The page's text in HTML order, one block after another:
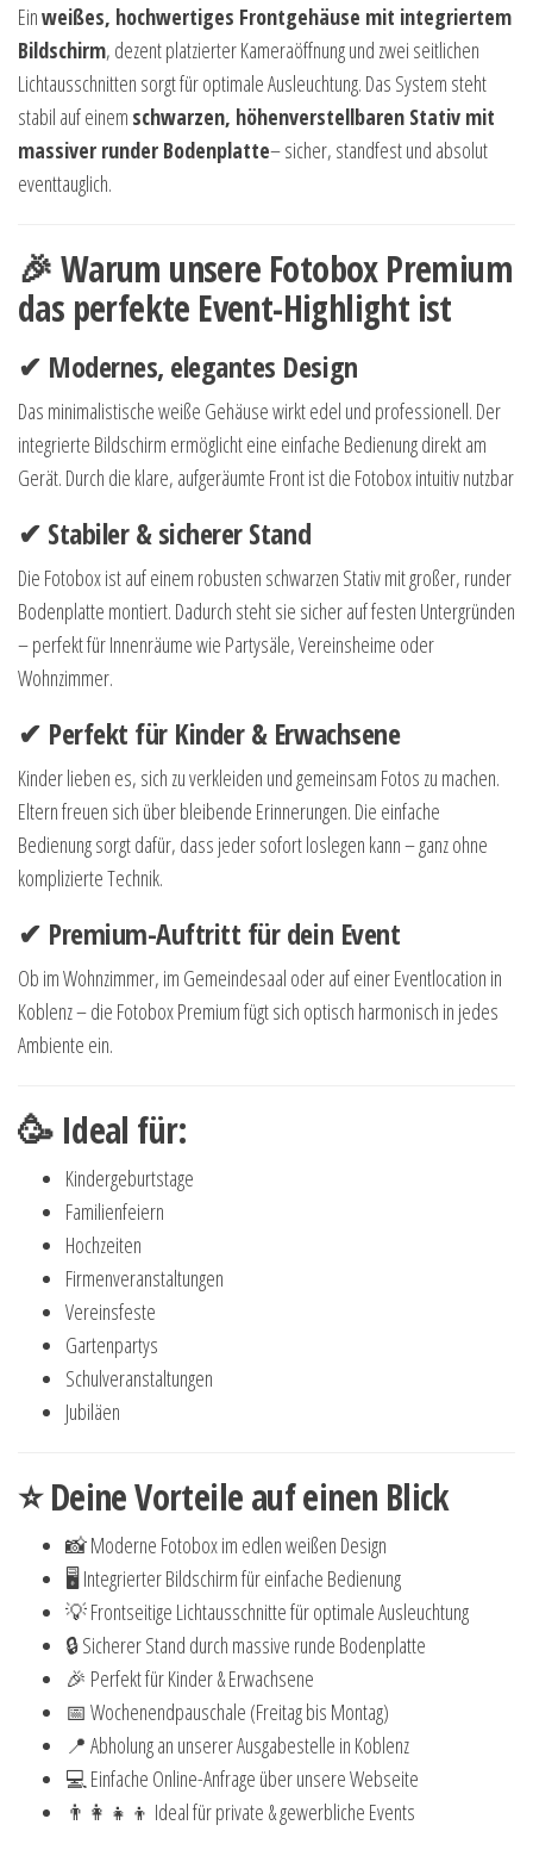
Einweißes, hochwertiges Frontgehäuse mit integriertem
Bildschirm, dezent platzierter Kameraöffnung und zwei seitlichen
Lichtausschnitten sorgt für optimale Ausleuchtung. Das System steht
stabil auf einem schwarzen, höhenverstellbaren Stativ mit
massiver runder Bodenplatte– sicher, standfest und absolut
eventtauglich.
🎉 Warum unsere Fotobox Premium
das perfekte Event-Highlight ist
✔ Modernes, elegantes Design
Das minimalistische weiße Gehäuse wirkt edel und professionell. Der
integrierte Bildschirm ermöglicht eine einfache Bedienung direkt am
Gerät. Durch die klare, aufgeräumte Front ist die Fotobox intuitiv nutzbar
✔ Stabiler & sicherer Stand
Die Fotobox ist auf einem robusten schwarzen Stativ mit großer, runder
Bodenplatte montiert. Dadurch steht sie sicher auf festen Untergründen
– perfekt für Innenräume wie Partysäle, Vereinsheime oder
Wohnzimmer.
✔ Perfekt für Kinder & Erwachsene
Kinder lieben es, sich zu verkleiden und gemeinsam Fotos zu machen.
Eltern freuen sich über bleibende Erinnerungen. Die einfache
Bedienung sorgt dafür, dass jeder sofort loslegen kann – ganz ohne
komplizierte Technik.
✔ Premium-Auftritt für dein Event
Ob im Wohnzimmer, im Gemeindesaal oder auf einer Eventlocation in
Koblenz – die Fotobox Premium fügt sich optisch harmonisch in jedes
Ambiente ein.
🥳 Ideal für:
Kindergeburtstage
Familienfeiern
Hochzeiten
Firmenveranstaltungen
Vereinsfeste
Gartenpartys
Schulveranstaltungen
Jubiläen
⭐ Deine Vorteile auf einen Blick
📸 Moderne Fotobox im edlen weißen Design
🖥 Integrierter Bildschirm für einfache Bedienung
💡 Frontseitige Lichtausschnitte für optimale Ausleuchtung
🔒 Sicherer Stand durch massive runde Bodenplatte
🎉 Perfekt für Kinder & Erwachsene
📅 Wochenendpauschale (Freitag bis Montag)
📍 Abholung an unserer Ausgabestelle in Koblenz
💻 Einfache Online-Anfrage über unsere Webseite
👨👩👧👦 Ideal für private & gewerbliche Events